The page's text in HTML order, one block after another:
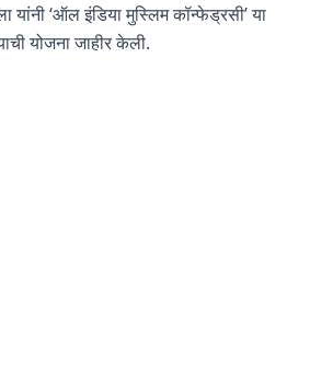
यांनी ‘ऑल इंडिया मुस्लिम कॉन्फेड्रसी’ या
योजना जाहीर केली.